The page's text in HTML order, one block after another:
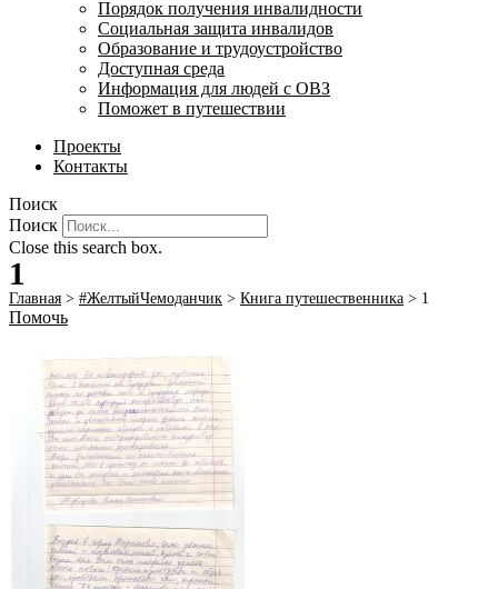
Порядок получения инвалидности
Социальная защита инвалидов
Образование и трудоустройство
Доступная среда
Информация для людей с ОВЗ
Поможет в путешествии
Проекты
Контакты
Поиск
Поиск
Close this search box.
1
Главная > #ЖелтыйЧемоданчик > Книга путешественника > 1
Помочь